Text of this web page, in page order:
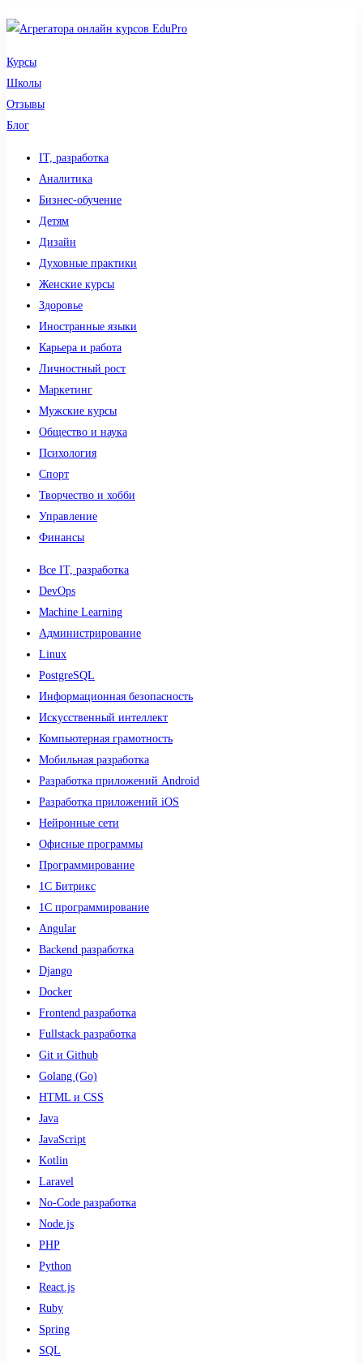
Курсы
Школы
Отзывы
Блог
IT, разработка
Аналитика
Бизнес-обучение
Детям
Дизайн
Духовные практики
Женские курсы
Здоровье
Иностранные языки
Карьера и работа
Личностный рост
Маркетинг
Мужские курсы
Общество и наука
Психология
Спорт
Творчество и хобби
Управление
Финансы
Все IT, разработка
DevOps
Machine Learning
Администрирование
Linux
PostgreSQL
Информационная безопасность
Искусственный интеллект
Компьютерная грамотность
Мобильная разработка
Разработка приложений Android
Разработка приложений iOS
Нейронные сети
Офисные программы
Программирование
1С Битрикс
1С программирование
Angular
Backend разработка
Django
Docker
Frontend разработка
Fullstack разработка
Git и Github
Golang (Go)
HTML и CSS
Java
JavaScript
Kotlin
Laravel
No-Code разработка
Node.js
PHP
Python
React.js
Ruby
Spring
SQL